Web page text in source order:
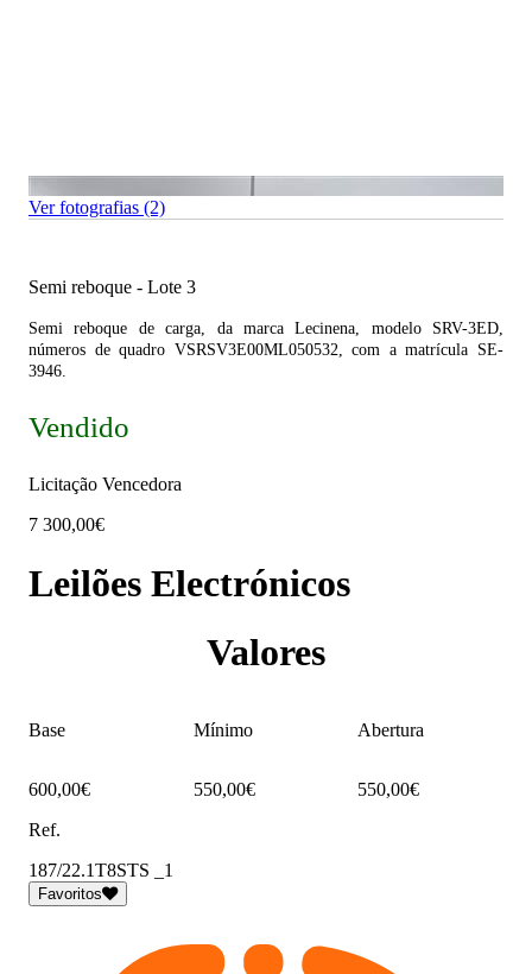
Ver fotografias (2)
Semi reboque - Lote 3
Semi reboque de carga, da marca Lecinena, modelo SRV-3ED,
números de quadro VSRSV3E00ML050532, com a matrícula SE-
3946.
Vendido
Licitação Vencedora
7 300,00€
Leilões Electrónicos
Valores
Base Mínimo Abertura
600,00€ 550,00€
550,00€
Ref.
187/22.1T8STS _1
Favoritos